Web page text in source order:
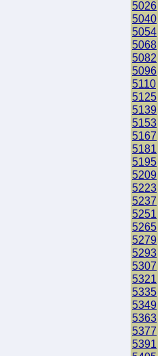
5026
5040
5054
5068
5082
5096
5110
5125
5139
5153
5167
5181
5195
5209
5223
5237
5251
5265
5279
5293
5307
5321
5335
5349
5363
5377
5391